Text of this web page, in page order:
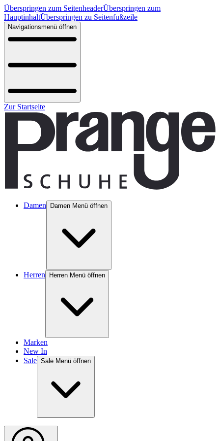
Überspringen zum SeitenheaderÜberspringen zum
HauptinhaltÜberspringen zu Seitenfußzeile
Navigationsmenü öffnen
Zur Startseite
Damen Damen Menü öffnen
Herren Herren Menü öffnen
Marken
New In
Sale Sale Menü öffnen